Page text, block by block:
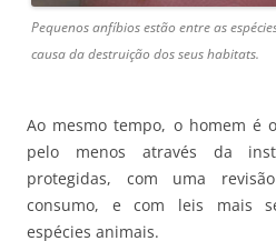
Pequenos anfíbios estão entre as
causa da destruição dos seus habitats.
Ao mesmo tempo, o homem é
pelo menos através da
protegidas, com uma
consumo, e com leis mais
espécies animais.